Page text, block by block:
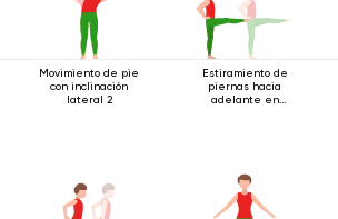
Movimiento de pie
con inclinación
lateral 2
Estiramiento de
piernas hacia
adelante en